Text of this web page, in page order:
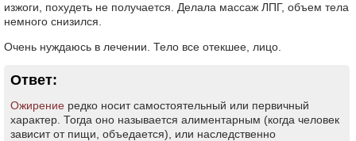
изжоги, похудеть не получается. Делала массаж ЛПГ, объем тела
немного снизился.
Очень нуждаюсь в лечении. Тело все отекшее, лицо.
Ответ:
Ожирение редко носит самостоятельный или первичный
характер. Тогда оно называется алиментарным (когда человек
зависит от пищи, объедается), или наследственно